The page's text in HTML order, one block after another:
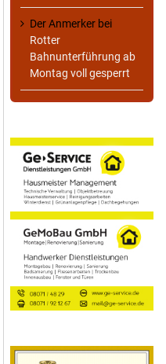
Der Anmerker bei
Rotter
Bahnunterführung ab
Montag voll gesperrt